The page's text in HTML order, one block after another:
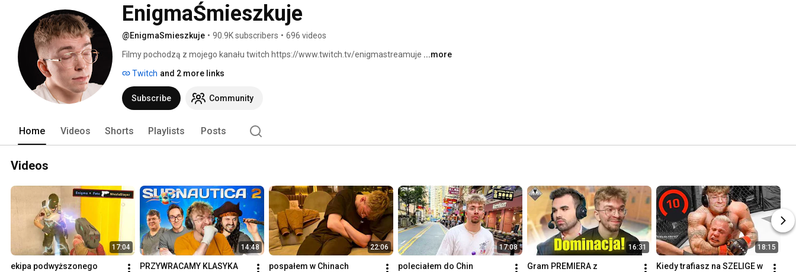
EnigmaŚmieszkuje
@EnigmaSmieszkuje • 90.9K subscribers • 696 videos
Filmy pochodzą z mojego kanału twitch https://www.twitch.tv/enigmastreamuje ...more
Twitch and 2 more links
Subscribe Community
Home Videos Shorts Playlists Posts
Videos
17:04
ekipa podwyższonego
14:48
PRZYWRACAMY KLASYKA
22:06
pospałem w Chinach
17:08
poleciałem do Chin
16:31
Gram PREMIERA z
18:15
Kiedy trafiasz na SZELIGE w